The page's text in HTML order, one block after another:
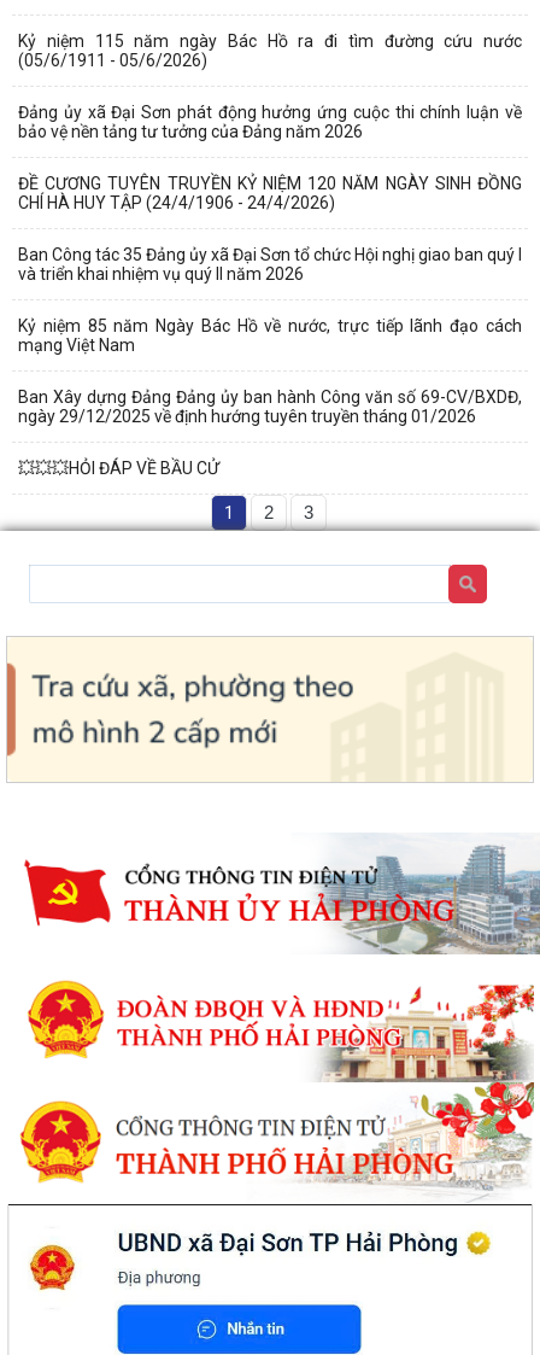
Kỷ niệm 115 năm ngày Bác Hồ ra đi tìm đường cứu nước
(05/6/1911 - 05/6/2026)
Đảng ủy xã Đại Sơn phát động hưởng ứng cuộc thi chính luận về
bảo vệ nền tảng tư tưởng của Đảng năm 2026
ĐỀ CƯƠNG TUYÊN TRUYỀN KỶ NIỆM 120 NĂM NGÀY SINH ĐỒNG
CHÍ HÀ HUY TẬP (24/4/1906 - 24/4/2026)
Ban Công tác 35 Đảng ủy xã Đại Sơn tổ chức Hội nghị giao ban quý I
và triển khai nhiệm vụ quý II năm 2026
Kỷ niệm 85 năm Ngày Bác Hồ về nước, trực tiếp lãnh đạo cách
mạng Việt Nam
Ban Xây dựng Đảng Đảng ủy ban hành Công văn số 69-CV/BXDĐ,
ngày 29/12/2025 về định hướng tuyên truyền tháng 01/2026
💥💥💥HỎI ĐÁP VỀ BẦU CỬ
1 2 3